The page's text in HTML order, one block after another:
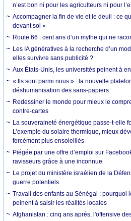
n’est bon ni pour les agriculteurs ni pour
Accompagner la fin de vie et le deuil : ce
devant soi »
Route 66 : cent ans d’un mythe qui ne
Les IA génératives à la recherche d’un
elles survivre sans publicité ?
Aux États-Unis, les universités peinent à
« Ils sont parmi nous » : la nouvelle
déshumanisation des sans-papiers
Redessiner le monde pour mieux le
contre-cartes
La souveraineté énergétique passe-t-elle
L’exemple du solaire thermique, mieux
forcément plus ensoleillés
Piégée par une offre d’emploi sur
ravisseurs grâce à une inconnue
Le projet du ministère israélien de la
guerre potentiels
Travail des enfants au Sénégal : pourquoi
peinent à saisir les réalités locales
Afghanistan : cinq ans après, l'offensive